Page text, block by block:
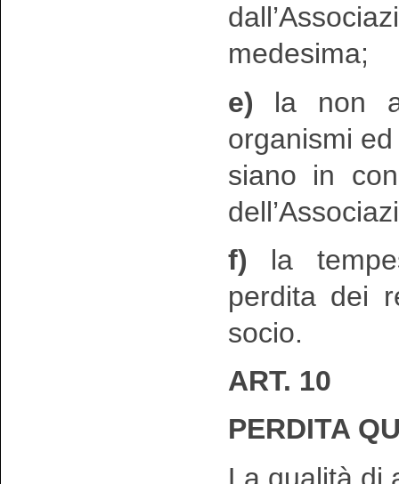
medesima;
e) la non
organismi
siano in
f) la
perdita dei
socio.
ART. 10
PERDITA
La qualità di